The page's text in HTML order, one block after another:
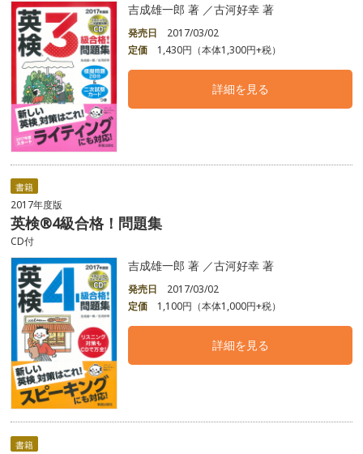
吉成雄一郎 著 ／古河好幸 著
発売日
2017/03/02
定価
1,430円（本体1,300円+税）
詳細を見る
書籍
2017年度版
英検®4級合格！問題集
CD付
吉成雄一郎 著 ／古河好幸 著
発売日
2017/03/02
定価
1,100円（本体1,000円+税）
詳細を見る
書籍